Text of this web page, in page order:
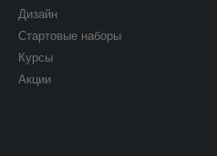
Дизайн
Стартовые наборы
Курсы
Акции